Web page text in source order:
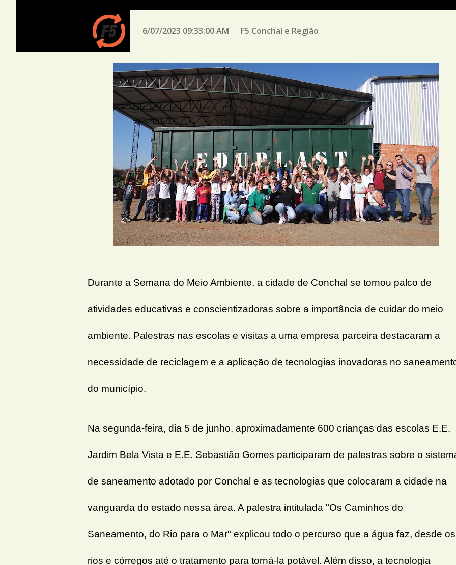
6/07/2023 09:33:00 AM F5 Conchal e Região
Durante a Semana do Meio Ambiente, a cidade de Conchal se tornou palco de
atividades educativas e conscientizadoras sobre a importância de cuidar do meio
ambiente. Palestras nas escolas e visitas a uma empresa parceira destacaram a
necessidade de reciclagem e a aplicação de tecnologias inovadoras no
do município.
Na segunda-feira, dia 5 de junho, aproximadamente 600 crianças das escolas E.E.
Jardim Bela Vista e E.E. Sebastião Gomes participaram de palestras sobre o
de saneamento adotado por Conchal e as tecnologias que colocaram a cidade na
vanguarda do estado nessa área. A palestra intitulada "Os Caminhos do
Saneamento, do Rio para o Mar" explicou todo o percurso que a água faz, desde os
rios e córregos até o tratamento para torná-la potável. Além disso, a tecnologia